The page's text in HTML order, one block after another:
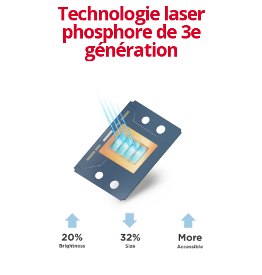
Technologie laser
phosphore de 3e
génération